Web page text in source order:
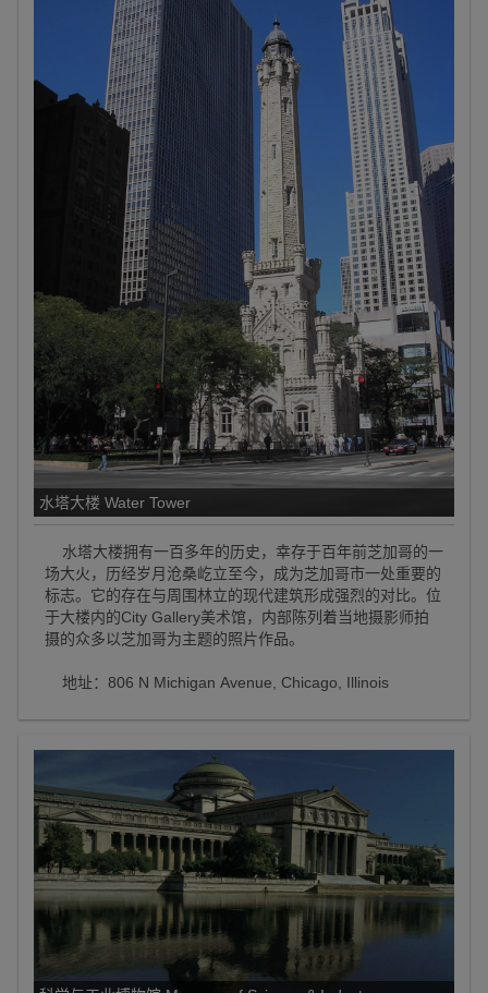
水塔大楼 Water Tower
水塔大楼拥有一百多年的历史，幸存于百年前芝加哥的一
场大火，历经岁月沧桑屹立至今，成为芝加哥市一处重要的
标志。它的存在与周围林立的现代建筑形成强烈的对比。位
于大楼内的City Gallery美术馆，内部陈列着当地摄影师拍
摄的众多以芝加哥为主题的照片作品。
地址：806 N Michigan Avenue, Chicago, Illinois